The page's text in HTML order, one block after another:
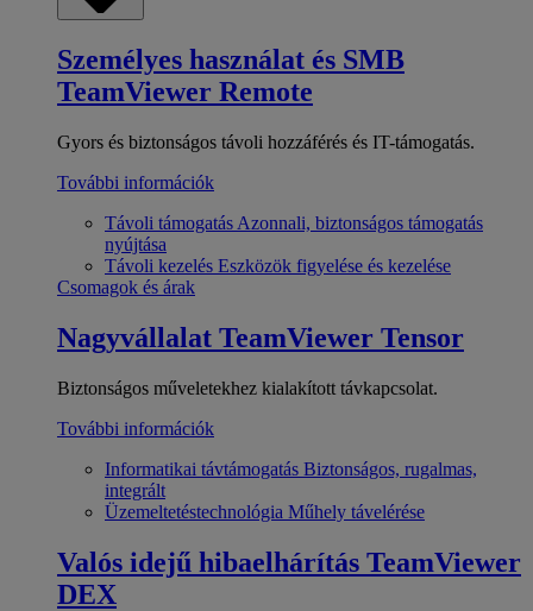
Személyes használat és SMB
TeamViewer Remote
Gyors és biztonságos távoli hozzáférés és IT-támogatás.
További információk
Távoli támogatás Azonnali, biztonságos támogatás
nyújtása
Távoli kezelés Eszközök figyelése és kezelése
Csomagok és árak
Nagyvállalat TeamViewer Tensor
Biztonságos műveletekhez kialakított távkapcsolat.
További információk
Informatikai távtámogatás Biztonságos, rugalmas,
integrált
Üzemeltetéstechnológia Műhely távelérése
Valós idejű hibaelhárítás TeamViewer
DEX